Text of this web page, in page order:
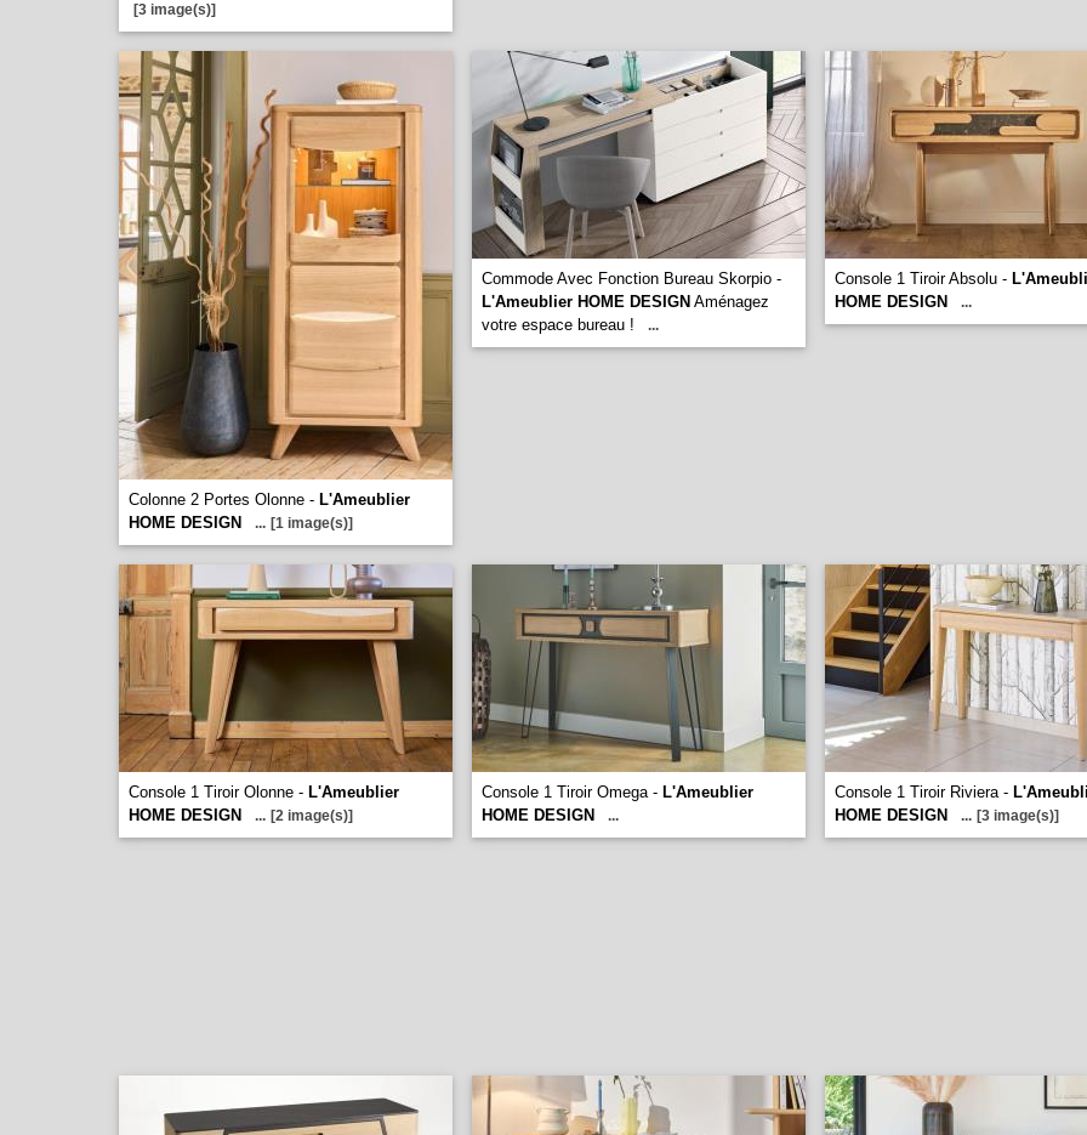
[3 image(s)]
Colonne 2 Portes Olonne - L'Ameublier
HOME DESIGN
... [1 image(s)]
Commode Avec Fonction Bureau Skorpio -
L'Ameublier HOME DESIGN Aménagez
votre espace bureau !
...
Console 1 Tiroir Absolu -
HOME DESIGN
...
Console 1 Tiroir Olonne - L'Ameublier
HOME DESIGN
... [2 image(s)]
Console 1 Tiroir Omega - L'Ameublier
HOME DESIGN
...
Console 1 Tiroir Riviera -
HOME DESIGN
... [3 image(s)]